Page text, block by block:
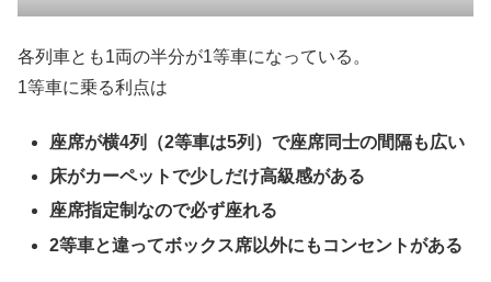
各列車とも1両の半分が1等車になっている。
1等車に乗る利点は
座席が横4列（2等車は5列）で座席同士の間隔も広い
床がカーペットで少しだけ高級感がある
座席指定制なので必ず座れる
2等車と違ってボックス席以外にもコンセントがある